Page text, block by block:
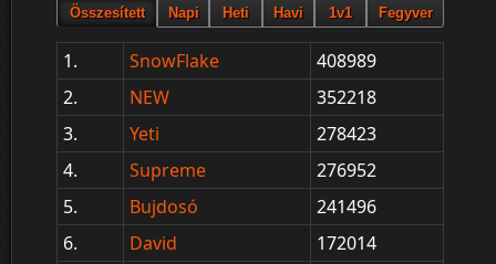
1. SnowFlake
408989
2.
NEW
352218
3.
Yeti
278423
4.
Supreme
276952
5.
Bujdosó
241496
6.
David
172014